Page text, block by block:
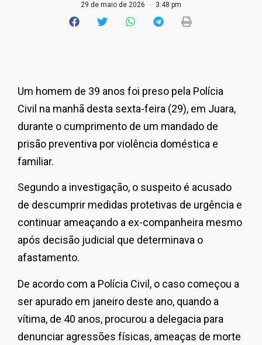
29 de maio de 2026 3:48 pm
Um homem de 39 anos foi preso pela Polícia
Civil na manhã desta sexta-feira (29), em Juara,
durante o cumprimento de um mandado de
prisão preventiva por violência doméstica e
familiar.
Segundo a investigação, o suspeito é acusado
de descumprir medidas protetivas de urgência e
continuar ameaçando a ex-companheira mesmo
após decisão judicial que determinava o
afastamento.
De acordo com a Polícia Civil, o caso começou a
ser apurado em janeiro deste ano, quando a
vítima, de 40 anos, procurou a delegacia para
denunciar agressões físicas, ameaças de morte